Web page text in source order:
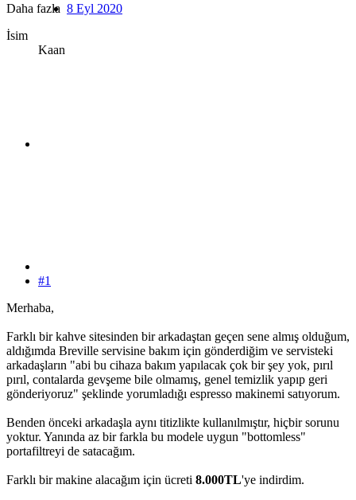
Daha fazla
İsim
Kaan
8 Eyl 2020
#1
Merhaba,
Farklı bir kahve sitesinden bir arkadaştan geçen sene almış olduğum,
aldığımda Breville servisine bakım için gönderdiğim ve servisteki
arkadaşların "abi bu cihaza bakım yapılacak çok bir şey yok, pırıl
pırıl, contalarda gevşeme bile olmamış, genel temizlik yapıp geri
gönderiyoruz" şeklinde yorumladığı espresso makinemi satıyorum.
Benden önceki arkadaşla aynı titizlikte kullanılmıştır, hiçbir sorunu
yoktur. Yanında az bir farkla bu modele uygun "bottomless"
portafiltreyi de satacağım.
Farklı bir makine alacağım için ücreti 8.000TL'ye indirdim.